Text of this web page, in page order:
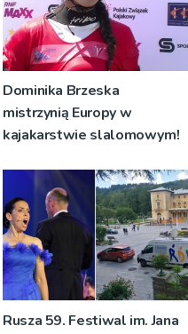
Dominika Brzeska
mistrzynią Europy w
kajakarstwie slalomowym!
Rusza 59. Festiwal im. Jana